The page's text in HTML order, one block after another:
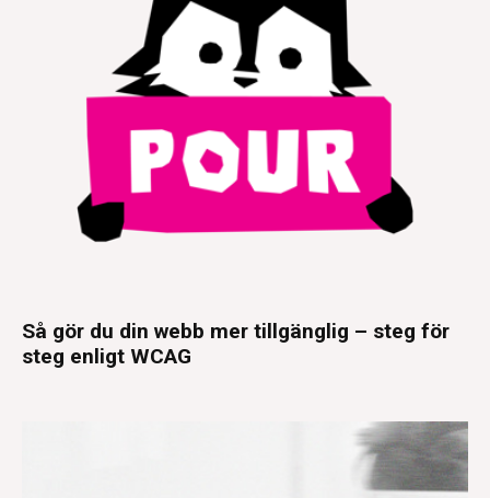
Så gör du din webb mer tillgänglig – steg för
steg enligt WCAG